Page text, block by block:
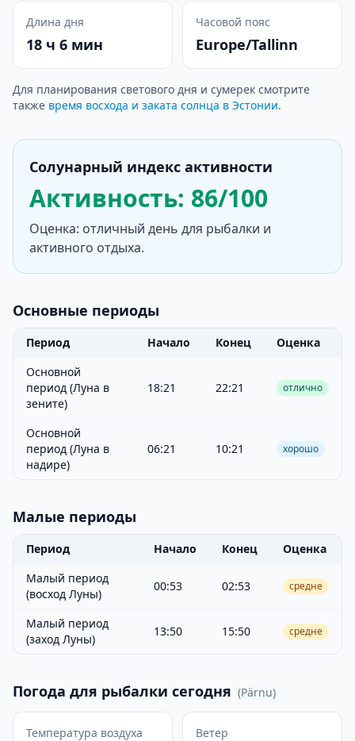
Длина дня
18 ч 6 мин
Часовой пояс
Europe/Tallinn
Для планирования светового дня и сумерек смотрите
также время восхода и заката солнца в Эстонии.
Солунарный индекс активности
Активность: 86/100
Оценка: отличный день для рыбалки и
активного отдыха.
Основные периоды
Период Начало Конец
Оценка
Основной
период (Луна в
зените)
18:21 22:21 отлично
Основной
период (Луна в
надире)
06:21 10:21 хорошо
Малые периоды
Период Начало Конец
Оценка
Малый период
(восход Луны)
00:53 02:53 средне
Малый период
(заход Луны)
13:50 15:50 средне
Погода для рыбалки сегодня (Pärnu)
Температура воздуха Ветер